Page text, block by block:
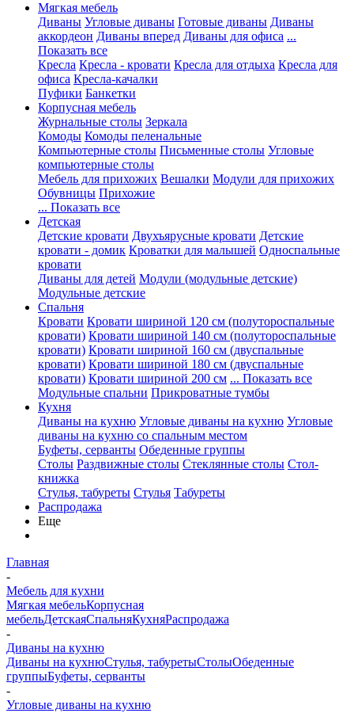
Мягкая мебель
Диваны Угловые диваны Готовые диваны Диваны
аккордеон Диваны вперед Диваны для офиса ...
Показать все
Кресла Кресла - кровати Кресла для отдыха Кресла для
офиса Кресла-качалки
Пуфики Банкетки
Корпусная мебель
Журнальные столы Зеркала
Комоды Комоды пеленальные
Компьютерные столы Письменные столы Угловые
компьютерные столы
Мебель для прихожих Вешалки Модули для прихожих
Обувницы Прихожие
... Показать все
Детская
Детские кровати Двухъярусные кровати Детские
кровати - домик Кроватки для малышей Односпальные
кровати
Диваны для детей Модули (модульные детские)
Модульные детские
Спальня
Кровати Кровати шириной 120 см (полутороспальные
кровати) Кровати шириной 140 см (полутороспальные
кровати) Кровати шириной 160 см (двуспальные
кровати) Кровати шириной 180 см (двуспальные
кровати) Кровати шириной 200 см ... Показать все
Модульные спальни Прикроватные тумбы
Кухня
Диваны на кухню Угловые диваны на кухню Угловые
диваны на кухню со спальным местом
Буфеты, серванты Обеденные группы
Столы Раздвижные столы Стеклянные столы Стол-
книжка
Стулья, табуреты Стулья Табуреты
Распродажа
Еще
Главная
-
Мебель для кухни
Мягкая мебельКорпусная
мебельДетскаяСпальняКухняРаспродажа
-
Диваны на кухню
Диваны на кухнюСтулья, табуретыСтолыОбеденные
группыБуфеты, серванты
-
Угловые диваны на кухню